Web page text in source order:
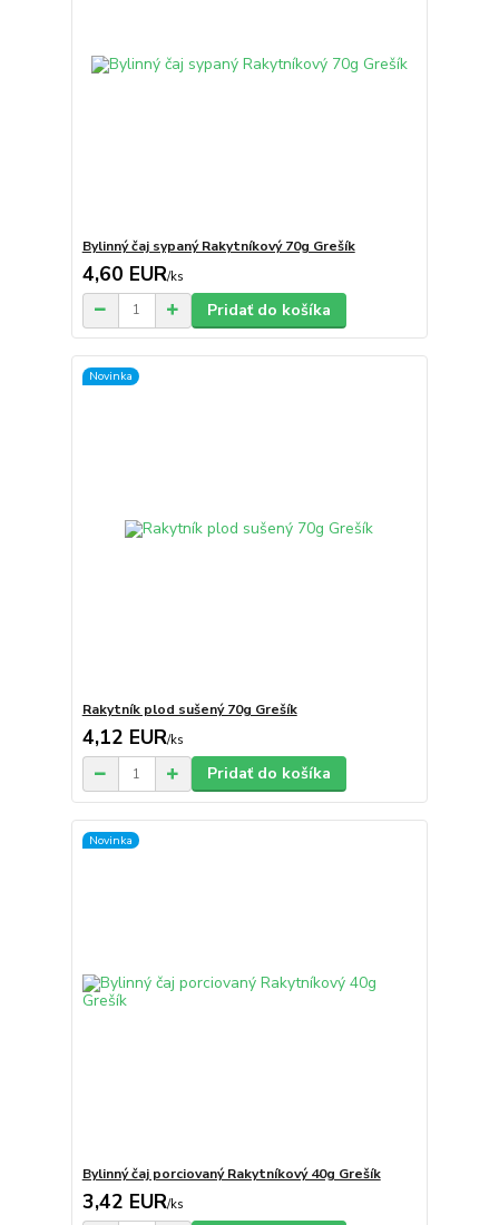
Bylinný čaj sypaný Rakytníkový 70g Grešík
4,60 EUR/ks
Pridať do košíka
Novinka
Rakytník plod sušený 70g Grešík
4,12 EUR/ks
Pridať do košíka
Novinka
Bylinný čaj porciovaný Rakytníkový 40g Grešík
3,42 EUR/ks